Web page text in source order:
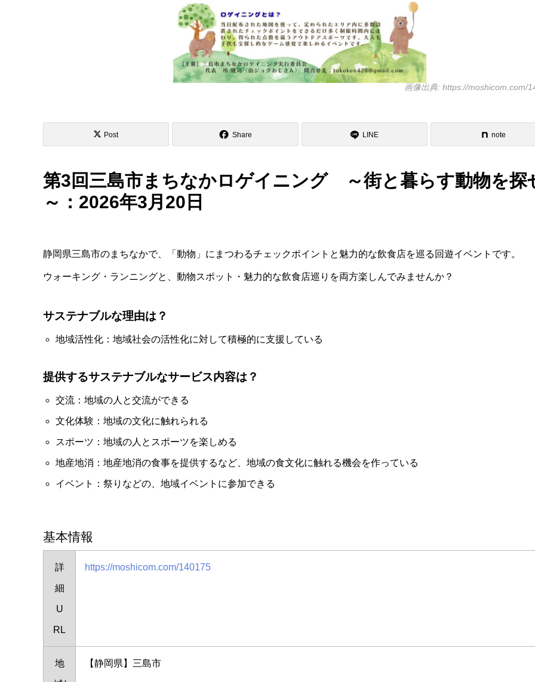
画像出典: https://moshicom.com/
Post Share LINE note
第3回三島市まちなかロゲイニング ～街と暮らす動物を探
～：2026年3月20日
静岡県三島市のまちなかで、「動物」にまつわるチェックポイントと魅力的な飲食店を巡る回遊イベントです。
ウォーキング・ランニングと、動物スポット・魅力的な飲食店巡りを両方楽しんでみませんか？
サステナブルな理由は？
地域活性化：地域社会の活性化に対して積極的に支援している
提供するサステナブルなサービス内容は？
交流：地域の人と交流ができる
文化体験：地域の文化に触れられる
スポーツ：地域の人とスポーツを楽しめる
地産地消：地産地消の食事を提供するなど、地域の食文化に触れる機会を作っている
イベント：祭りなどの、地域イベントに参加できる
基本情報
詳
細
U
RL
https://moshicom.com/140175
地 【静岡県】三島市